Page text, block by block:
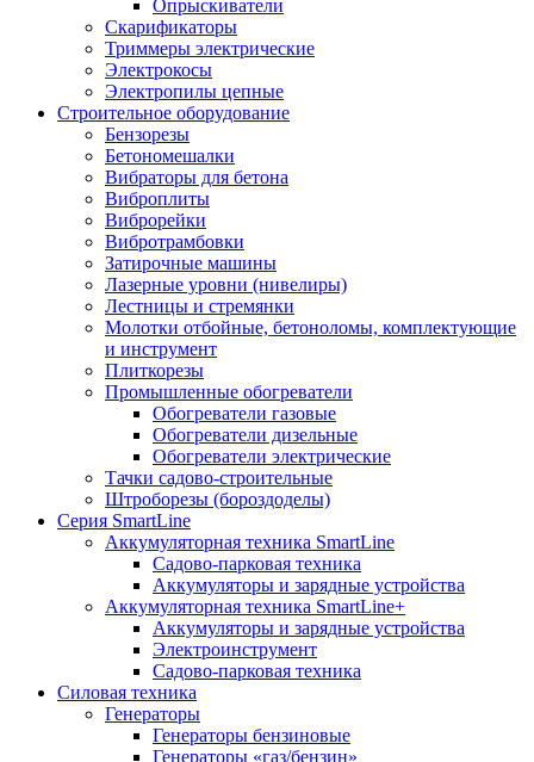
Опрыскиватели
Скарификаторы
Триммеры электрические
Электрокосы
Электропилы цепные
Строительное оборудование
Бензорезы
Бетономешалки
Вибраторы для бетона
Виброплиты
Виброрейки
Вибротрамбовки
Затирочные машины
Лазерные уровни (нивелиры)
Лестницы и стремянки
Молотки отбойные, бетоноломы, комплектующие
и инструмент
Плиткорезы
Промышленные обогреватели
Обогреватели газовые
Обогреватели дизельные
Обогреватели электрические
Тачки садово-строительные
Штроборезы (бороздоделы)
Серия SmartLine
Аккумуляторная техника SmartLine
Садово-парковая техника
Аккумуляторы и зарядные устройства
Аккумуляторная техника SmartLine+
Аккумуляторы и зарядные устройства
Электроинструмент
Садово-парковая техника
Силовая техника
Генераторы
Генераторы бензиновые
Генераторы «газ/бензин»